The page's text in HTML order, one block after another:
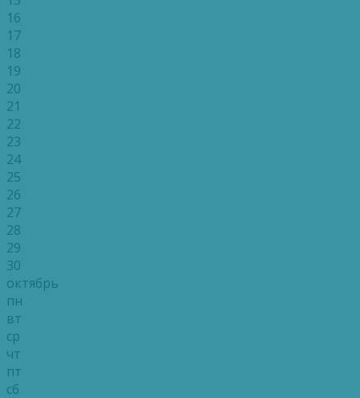
16
17
18
19
20
21
22
23
24
25
26
27
28
29
30
октябрь
пн
вт
ср
чт
пт
сб